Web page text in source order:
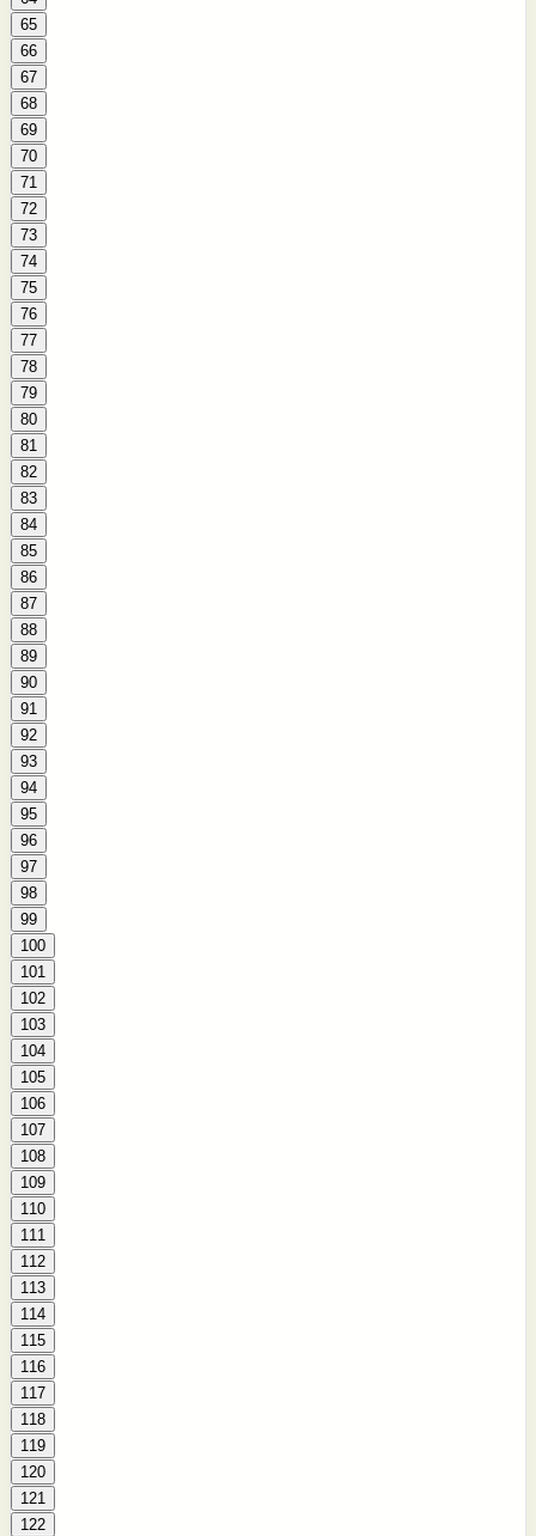
65
66
67
68
69
70
71
72
73
74
75
76
77
78
79
80
81
82
83
84
85
86
87
88
89
90
91
92
93
94
95
96
97
98
99
100
101
102
103
104
105
106
107
108
109
110
111
112
113
114
115
116
117
118
119
120
121
122